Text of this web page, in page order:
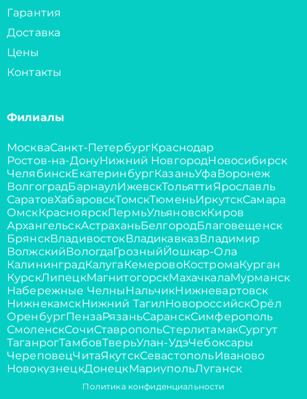
Гарантия
Доставка
Цены
Контакты
Филиалы
МоскваСанкт-ПетербургКраснодар
Ростов-на-ДонуНижний НовгородНовосибирск
ЧелябинскЕкатеринбургКазаньУфаВоронеж
ВолгоградБарнаулИжевскТольяттиЯрославль
СаратовХабаровскТомскТюменьИркутскСамара
ОмскКрасноярскПермьУльяновскКиров
АрхангельскАстраханьБелгородБлаговещенск
БрянскВладивостокВладикавказВладимир
ВолжскийВологдаГрозныйЙошкар-Ола
КалининградКалугаКемеровоКостромаКурган
КурскЛипецкМагнитогорскМахачкалаМурманск
Набережные ЧелныНальчикНижневартовск
НижнекамскНижний ТагилНовороссийскОрёл
ОренбургПензаРязаньСаранскСимферополь
СмоленскСочиСтавропольСтерлитамакСургут
ТаганрогТамбовТверьУлан-УдэЧебоксары
ЧереповецЧитаЯкутскСевастопольИваново
НовокузнецкДонецкМариупольЛуганск
Политика конфиденциальности